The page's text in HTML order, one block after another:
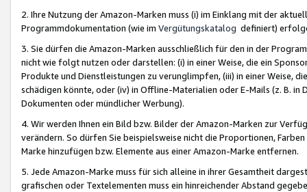
2. Ihre Nutzung der Amazon-Marken muss (i) im Einklang mit der
Programmdokumentation (wie im Vergütungskatalog definiert)
3. Sie dürfen die Amazon-Marken ausschließlich für den in der
nicht wie folgt nutzen oder darstellen: (i) in einer Weise, die ein
Produkte und Dienstleistungen zu verunglimpfen, (iii) in einer Weise,
schädigen könnte, oder (iv) in Offline-Materialien oder E-Mails (z. B. in
Dokumenten oder mündlicher Werbung).
4. Wir werden Ihnen ein Bild bzw. Bilder der Amazon-Marken zur
verändern. So dürfen Sie beispielsweise nicht die Proportionen,
Marke hinzufügen bzw. Elemente aus einer Amazon-Marke entfernen.
5. Jede Amazon-Marke muss für sich alleine in ihrer Gesamtheit
grafischen oder Textelementen muss ein hinreichender Abstand